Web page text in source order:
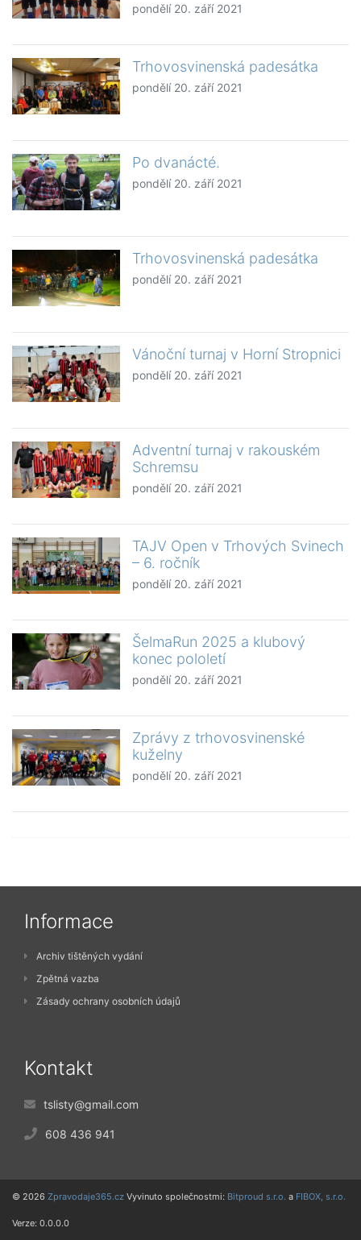
pondělí 20. září 2021
Trhovosvinenská padesátka
pondělí 20. září 2021
Po dvanácté.
pondělí 20. září 2021
Trhovosvinenská padesátka
pondělí 20. září 2021
Vánoční turnaj v Horní Stropnici
pondělí 20. září 2021
Adventní turnaj v rakouském
Schremsu
pondělí 20. září 2021
TAJV Open v Trhových Svinech
– 6. ročník
pondělí 20. září 2021
ŠelmaRun 2025 a klubový
konec pololetí
pondělí 20. září 2021
Zprávy z trhovosvinenské
kuželny
pondělí 20. září 2021
Informace
Archiv tištěných vydání
Zpětná vazba
Zásady ochrany osobních údajů
Kontakt
tslisty@gmail.com
608 436 941
© 2026 Zpravodaje365.cz Vyvinuto společnostmi: Bitproud s.r.o. a FIBOX, s.r.o.
Verze: 0.0.0.0